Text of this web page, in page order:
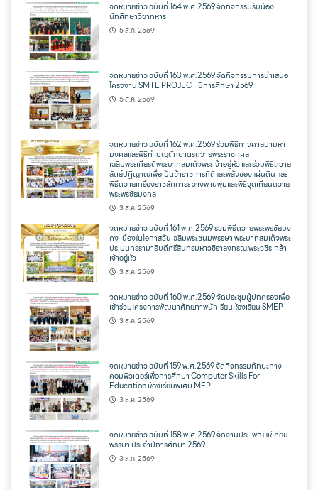
จดหมายข่าว ฉบับที่ 164 พ.ศ.2569 จัดกิจกรรมรับน้อง
นักศึกษาวิชาทหาร
5 ส.ค. 2569
จดหมายข่าว ฉบับที่ 163 พ.ศ.2569 จัดกิจกรรมการนำเสนอ
โครงงาน SMTE PROJECT ปีการศึกษา 2569
5 ส.ค. 2569
จดหมายข่าว ฉบับที่ 162 พ.ศ.2569 ร่วมพิธีทางศาสนามหา
มงคลและพิธีทำบุญตักบาตรถวายพระราชกุศล
เฉลิมพระเกียรติพระบาทสมเด็จพระเจ้าอยู่หัว และร่วมพิธีถวาย
สัตย์ปฏิญาณเพื่อเป็นข้าราชการที่ดีและพลังของแผ่นดิน และ
พิธีถวายเครื่องราชสักการะ วางพานพุ่มและพิธีจุดเทียนถวาย
พระพรชัยมงคล
3 ส.ค. 2569
จดหมายข่าว ฉบับที่ 161 พ.ศ.2569 รวมพิธีถวายพระพรชัยมง
คง เนื่องในโอกาสวันเฉลิมพระชนมพรรษา พระบาทสมเด็จพระ
ปรเมนทรรามาธิบดีศรีสินทรมหาวชิราลงกรณ พระวชิรเกล้า
เจ้าอยู่หัว
3 ส.ค. 2569
จดหมายข่าว ฉบับที่ 160 พ.ศ.2569 จัดประชุมผู้ปกครองเพื่อ
เข้าร่วมโครงการพัฒนาศักยภาพนักเรียนห้องเรียน SMEP
3 ส.ค. 2569
จดหมายข่าว ฉบับที่ 159 พ.ศ.2569 จัดกิจกรรมทักษะทาง
คอมพิวเตอร์เพื่อการศึกษา Computer Skills For
Education ห้องเรียนพิเศษ MEP
3 ส.ค. 2569
จดหมายข่าว ฉบับที่ 158 พ.ศ.2569 จัดงานประเพณีแห่เทียน
พรรษา ประจำปีการศึกษา 2569
3 ส.ค. 2569